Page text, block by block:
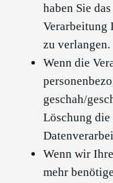
haben Sie
Verarbeitung
zu verlangen.
Wenn die
geschah/
Löschung
Wenn wir
mehr